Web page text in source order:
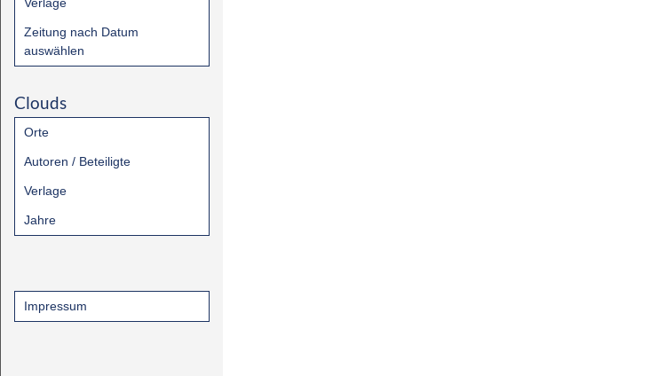
Zeitung nach Datum
auswählen
Clouds
Orte
Autoren / Beteiligte
Verlage
Jahre
Impressum